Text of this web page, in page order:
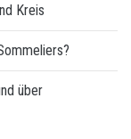
Kreis
über